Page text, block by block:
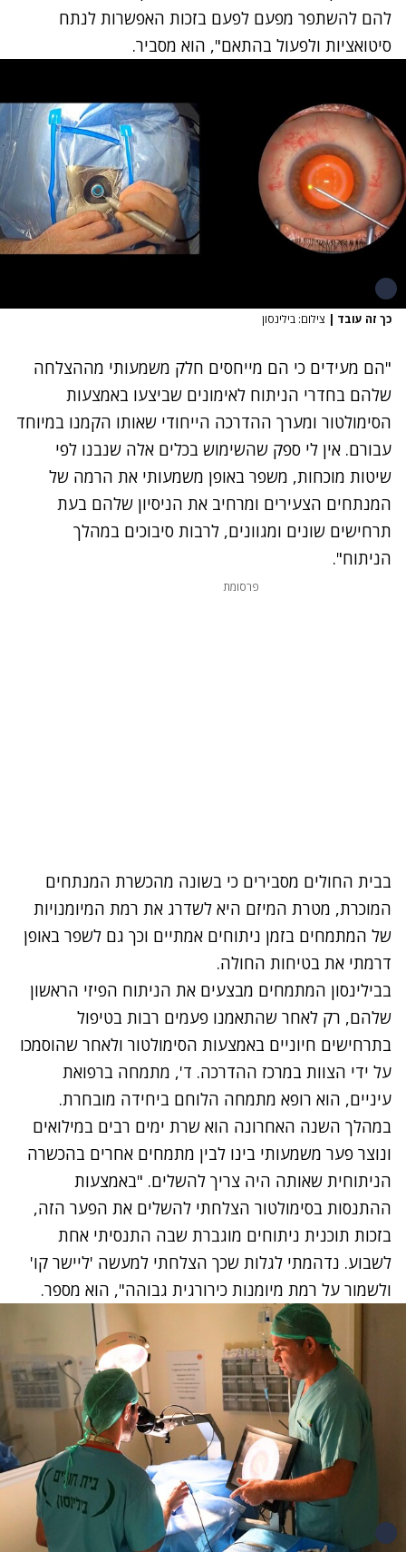
להם להשתפר מפעם לפעם בזכות האפשרות לנתח
סיטואציות ולפעול בהתאם", הוא מסביר.
כך זה עובד | צילום: בילינסון
"הם מעידים כי הם מייחסים חלק משמעותי מההצלחה
שלהם בחדרי הניתוח לאימונים שביצעו באמצעות
הסימולטור ומערך ההדרכה הייחודי שאותו הקמנו במיוחד
עבורם. אין לי ספק שהשימוש בכלים אלה שנבנו לפי
שיטות מוכחות, משפר באופן משמעותי את הרמה של
המנתחים הצעירים ומרחיב את הניסיון שלהם בעת
תרחישים שונים ומגוונים, לרבות סיבוכים במהלך
הניתוח".
פרסומת
בבית החולים מסבירים כי בשונה מהכשרת המנתחים
המוכרת, מטרת המיזם היא לשדרג את רמת המיומנויות
של המתמחים בזמן ניתוחים אמתיים וכך גם לשפר באופן
דרמתי את בטיחות החולה.
בבילינסון המתמחים מבצעים את הניתוח הפיזי הראשון
שלהם, רק לאחר שהתאמנו פעמים רבות בטיפול
בתרחישים חיוניים באמצעות הסימולטור ולאחר שהוסמכו
על ידי הצוות במרכז ההדרכה. ד', מתמחה ברפואת
עיניים, הוא רופא מתמחה הלוחם ביחידה מובחרת.
במהלך השנה האחרונה הוא שרת ימים רבים במילואים
ונוצר פער משמעותי בינו לבין מתמחים אחרים בהכשרה
הניתוחית שאותה היה צריך להשלים. "באמצעות
ההתנסות בסימולטור הצלחתי להשלים את הפער הזה,
בזכות תוכנית ניתוחים מוגברת שבה התנסיתי אחת
לשבוע. נדהמתי לגלות שכך הצלחתי למעשה 'ליישר קו'
ולשמור על רמת מיומנות כירורגית גבוהה", הוא מספר.